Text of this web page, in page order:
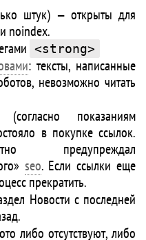
штук) — открыты для
noindex.
<strong>
: тексты, написанные
невозможно читать
показаниям
в покупке ссылок.
предупреждал
seo. Если ссылки еще
прекратить.
Новости с последней
либо отсутствуют, либо